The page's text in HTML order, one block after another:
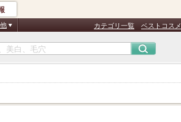
カテゴリ一覧 ベストコスメ